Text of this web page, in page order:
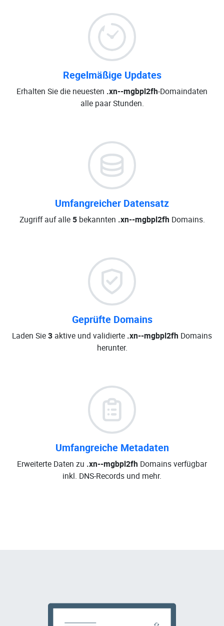
Regelmäßige Updates
Erhalten Sie die neuesten .xn--mgbpl2fh-Domaindaten
alle paar Stunden.
Umfangreicher Datensatz
Zugriff auf alle 5bekannten .xn--mgbpl2fh Domains.
Geprüfte Domains
Laden Sie3 aktive und validierte .xn--mgbpl2fh Domains
herunter.
Umfangreiche Metadaten
Erweiterte Daten zu .xn--mgbpl2fh Domains verfügbar
inkl. DNS-Records und mehr.